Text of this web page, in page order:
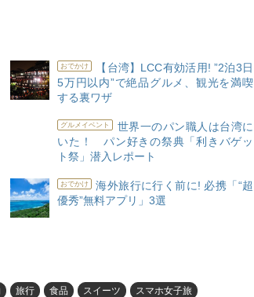
おでかけ
【台湾】LCC有効活用! ”2泊3日
5万円以内”で絶品グルメ、観光を満喫
する裏ワザ
グルメイベント
世界一のパン職人は台湾に
いた！ パン好きの祭典「利きバゲッ
ト祭」潜入レポート
おでかけ
海外旅行に行く前に! 必携「“超
優秀”無料アプリ」3選
旅行 食品 スイーツ スマホ女子旅